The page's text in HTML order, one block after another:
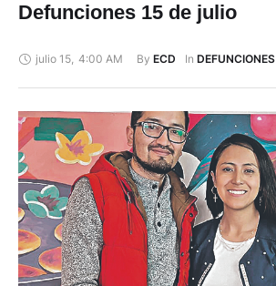
Defunciones 15 de julio
julio 15 4:00 AM By ECD In DEFUNCIONES